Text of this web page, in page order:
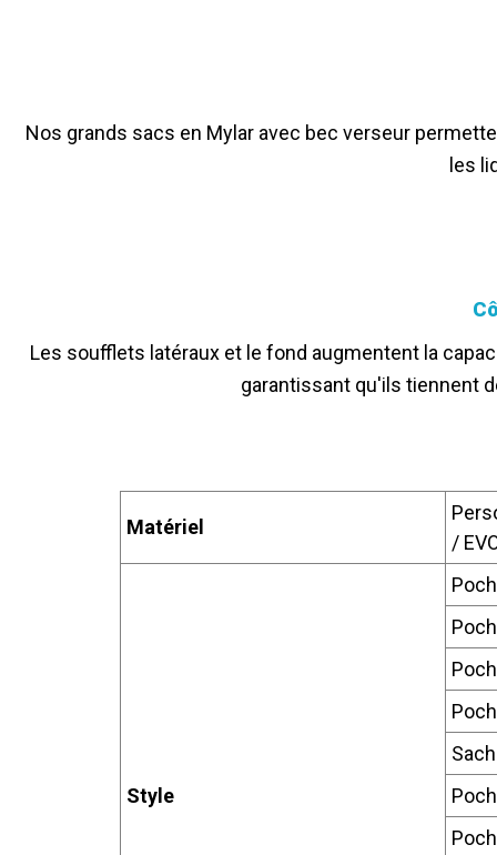
Nos grands sacs en Mylar avec bec verseur
les
Les soufflets latéraux et le fond augmentent la
garantissant qu'ils tiennent
Matériel
/
Style